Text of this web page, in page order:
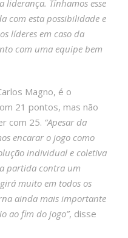
liderança. Tínhamos esse
com esta possibilidade e
líderes em caso da
com uma equipe bem
Magno, é o
21 pontos, mas não
com 25. “Apesar da
encarar o jogo como
individual e coletiva
partida contra um
muito em todos os
ainda mais importante
ao fim do jogo”, disse